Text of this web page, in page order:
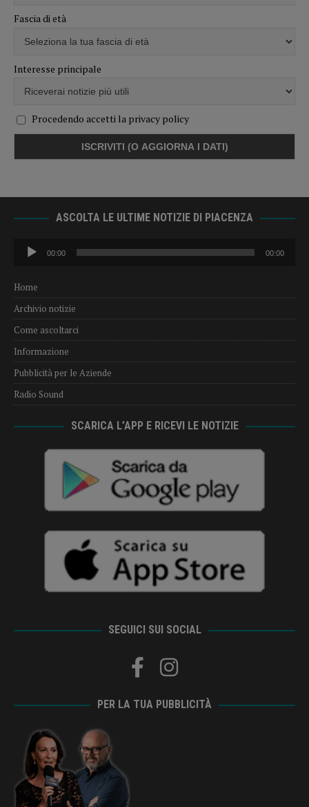
Fascia di età
Interesse principale
Procedendo accetti la privacy policy
ASCOLTA LE ULTIME NOTIZIE DI PIACENZA
Audio
Player
00:00 00:00
Home
Archivio notizie
Come ascoltarci
Informazione
Pubblicità per le Aziende
Radio Sound
SCARICA L’APP E RICEVI LE NOTIZIE
SEGUICI SUI SOCIAL
PER LA TUA PUBBLICITÀ